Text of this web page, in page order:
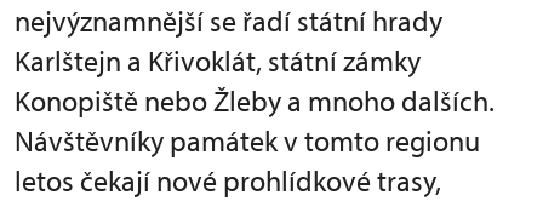
nejvýznamnější se řadí státní hrady
Karlštejn a Křivoklát, státní zámky
Konopiště nebo Žleby a mnoho dalších.
Návštěvníky památek v tomto regionu
letos čekají nové prohlídkové trasy,